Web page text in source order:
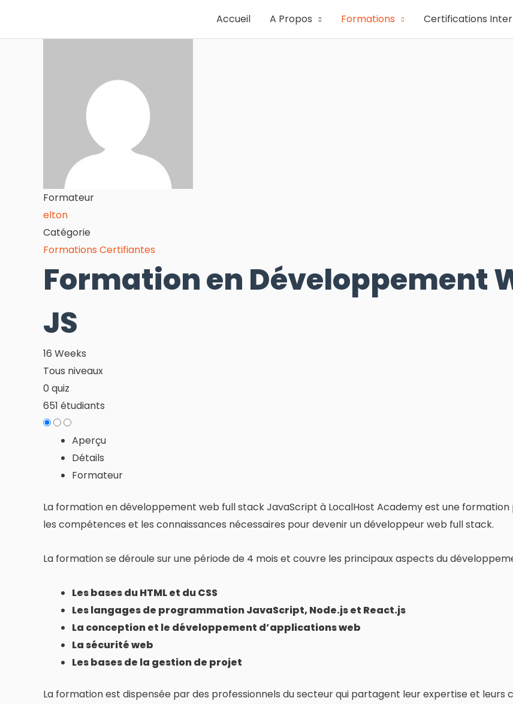
Accueil A Propos Formations Certifications
Formateur
elton
Catégorie
Formations Certifiantes
Formation en Développement
JS
16 Weeks
Tous niveaux
0 quiz
651 étudiants
Aperçu
Détails
Formateur
La formation en développement web full stack JavaScript à LocalHost Academy est une
les compétences et les connaissances nécessaires pour devenir un développeur web full stack.
La formation se déroule sur une période de 4 mois et couvre les principaux aspects du
Les bases du HTML et du CSS
Les langages de programmation JavaScript, Node.js et React.js
La conception et le développement d’applications web
La sécurité web
Les bases de la gestion de projet
La formation est dispensée par des professionnels du secteur qui partagent leur expertise et leurs